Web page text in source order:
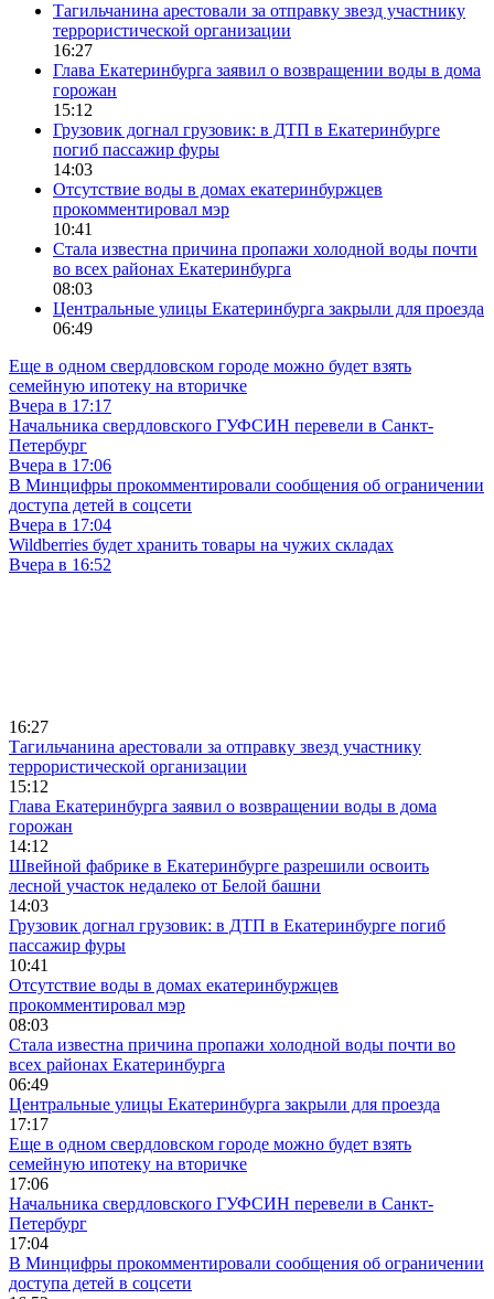
Тагильчанина арестовали за отправку звезд участнику
террористической организации
16:27
Глава Екатеринбурга заявил о возвращении воды в дома
горожан
15:12
Грузовик догнал грузовик: в ДТП в Екатеринбурге
погиб пассажир фуры
14:03
Отсутствие воды в домах екатеринбуржцев
прокомментировал мэр
10:41
Стала известна причина пропажи холодной воды почти
во всех районах Екатеринбурга
08:03
Центральные улицы Екатеринбурга закрыли для проезда
06:49
Еще в одном свердловском городе можно будет взять
семейную ипотеку на вторичке
Вчера в 17:17
Начальника свердловского ГУФСИН перевели в Санкт-
Петербург
Вчера в 17:06
В Минцифры прокомментировали сообщения об ограничении
доступа детей в соцсети
Вчера в 17:04
Wildberries будет хранить товары на чужих складах
Вчера в 16:52
16:27
Тагильчанина арестовали за отправку звезд участнику
террористической организации
15:12
Глава Екатеринбурга заявил о возвращении воды в дома
горожан
14:12
Швейной фабрике в Екатеринбурге разрешили освоить
лесной участок недалеко от Белой башни
14:03
Грузовик догнал грузовик: в ДТП в Екатеринбурге погиб
пассажир фуры
10:41
Отсутствие воды в домах екатеринбуржцев
прокомментировал мэр
08:03
Стала известна причина пропажи холодной воды почти во
всех районах Екатеринбурга
06:49
Центральные улицы Екатеринбурга закрыли для проезда
17:17
Еще в одном свердловском городе можно будет взять
семейную ипотеку на вторичке
17:06
Начальника свердловского ГУФСИН перевели в Санкт-
Петербург
17:04
В Минцифры прокомментировали сообщения об ограничении
доступа детей в соцсети